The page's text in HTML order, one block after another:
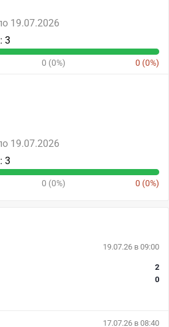
19.07.2026
3
0 (0%) 0 (0%)
19.07.2026
3
0 (0%) 0 (0%)
19.07.26 в 09:00
2
0
17.07.26 в 08:40